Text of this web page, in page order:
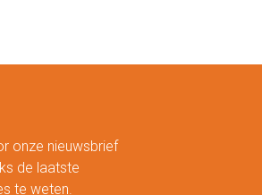
onze nieuwsbrief
de laatste
te weten.